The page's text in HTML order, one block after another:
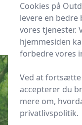
Søg nu
Søg nu
Udgivet iUdstyr
Sådan
Cookies på
levere en
vores tjenester.
hjemmesiden
forbedre vores
Ved at
accepterer du
mere om,
privatlivspolitik.